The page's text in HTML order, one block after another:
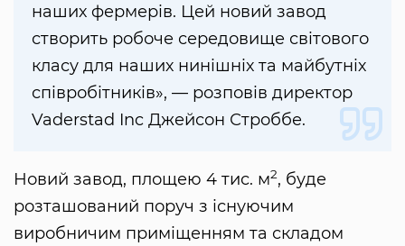
наших фермерів. Цей новий завод
створить робоче середовище світового
класу для наших нинішніх та майбутніх
співробітників», — розповів директор
Vaderstad Inc Джейсон Строббе.
Новий завод, площею 4 тис. м2, буде
розташований поруч з існуючим
виробничим приміщенням та складом